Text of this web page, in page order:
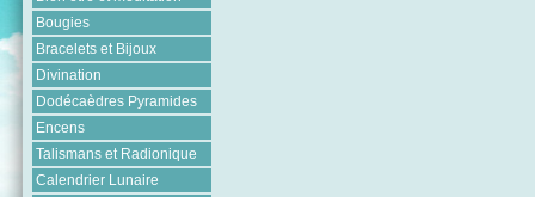
Bougies
Bracelets et Bijoux
Divination
Dodécaèdres Pyramides
Encens
Talismans et Radionique
Calendrier Lunaire